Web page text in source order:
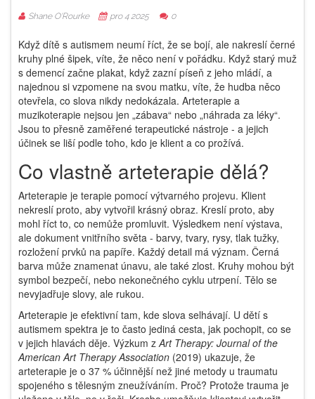
Shane O'Rourke pro 4 2025 0
Když dítě s autismem neumí říct, že se bojí, ale nakreslí černé
kruhy plné šipek, víte, že něco není v pořádku. Když starý muž
s demencí začne plakat, když zazní píseň z jeho mládí, a
najednou si vzpomene na svou matku, víte, že hudba něco
otevřela, co slova nikdy nedokázala. Arteterapie a
muzikoterapie nejsou jen „zábava“ nebo „náhrada za léky“.
Jsou to přesně zaměřené terapeutické nástroje - a jejich
účinek se liší podle toho, kdo je klient a co prožívá.
Co vlastně arteterapie dělá?
Arteterapie je terapie pomocí výtvarného projevu. Klient
nekreslí proto, aby vytvořil krásný obraz. Kreslí proto, aby
mohl říct to, co nemůže promluvit. Výsledkem není výstava,
ale dokument vnitřního světa - barvy, tvary, rysy, tlak tužky,
rozložení prvků na papíře. Každý detail má význam. Černá
barva může znamenat únavu, ale také zlost. Kruhy mohou být
symbol bezpečí, nebo nekonečného cyklu utrpení. Tělo se
nevyjadřuje slovy, ale rukou.
Arteterapie je efektivní tam, kde slova selhávají. U dětí s
autismem spektra je to často jediná cesta, jak pochopit, co se
v jejich hlavách děje. Výzkum z Art Therapy: Journal of the
American Art Therapy Association (2019) ukazuje, že
arteterapie je o 37 % účinnější než jiné metody u traumatu
spojeného s tělesným zneužíváním. Proč? Protože trauma je